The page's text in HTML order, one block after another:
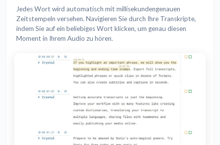
Jedes Wort wird automatisch mit millisekundengenauen
Zeitstempeln versehen. Navigieren Sie durch Ihre Transkripte,
indem Sie auf ein beliebiges Wort klicken, um genau diesen
Moment in Ihrem Audio zu hören.